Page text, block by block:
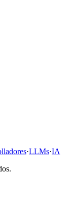
·LLMs·IA